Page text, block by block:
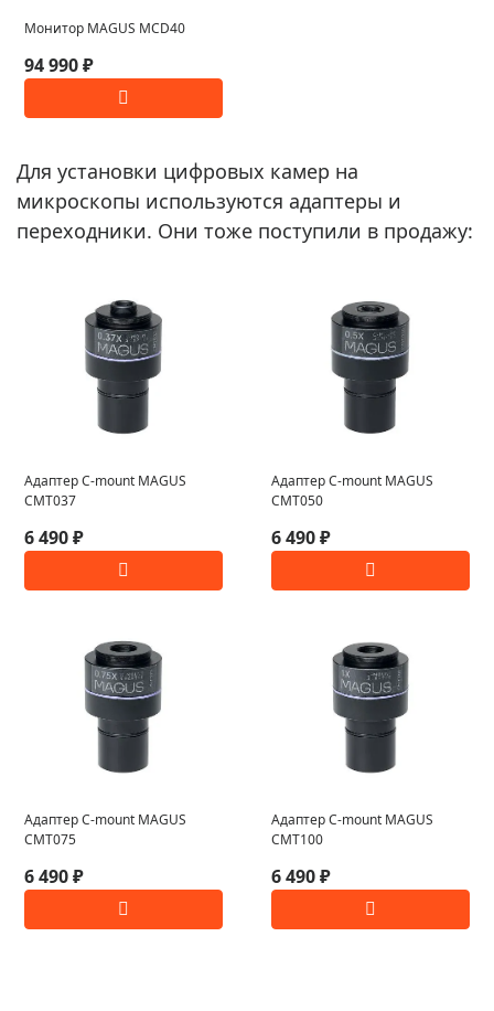
Монитор MAGUS MCD40
94 990 ₽
Для установки цифровых камер на
микроскопы используются адаптеры и
переходники. Они тоже поступили в продажу:
Адаптер C-mount MAGUS
CMT037
6 490 ₽
Адаптер C-mount MAGUS
CMT050
6 490 ₽
Адаптер C-mount MAGUS
CMT075
6 490 ₽
Адаптер C-mount MAGUS
CMT100
6 490 ₽